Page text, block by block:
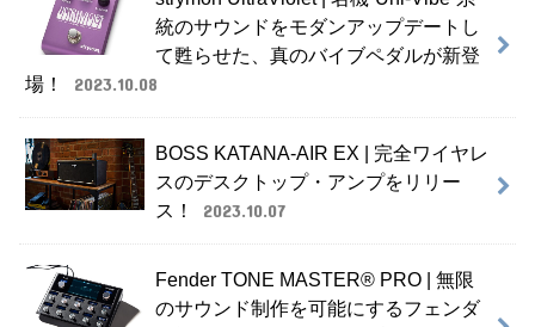
統のサウンドをモダンアップデートし
て甦らせた、真のバイブペダルが新登
場！
2023.10.08
BOSS KATANA-AIR EX | 完全ワイヤレ
スのデスクトップ・アンプをリリー
ス！
2023.10.07
Fender TONE MASTER® PRO | 無限
のサウンド制作を可能にするフェンダ